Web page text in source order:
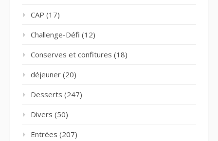
CAP (17)
Challenge-Défi (12)
Conserves et confitures (18)
déjeuner (20)
Desserts (247)
Divers (50)
Entrées (207)